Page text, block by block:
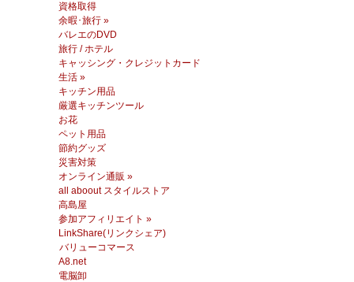
資格取得
余暇･旅行 »
バレエのDVD
旅行 / ホテル
キャッシング・クレジットカード
生活 »
キッチン用品
厳選キッチンツール
お花
ペット用品
節約グッズ
災害対策
オンライン通販 »
all aboout スタイルストア
高島屋
参加アフィリエイト »
LinkShare(リンクシェア)
バリューコマース
A8.net
電脳卸